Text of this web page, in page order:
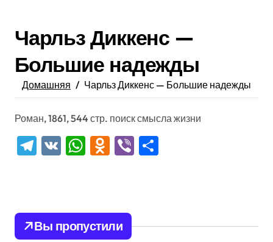
Чарльз Диккенс —
Большие надежды
Домашняя Чарльз Диккенс — Большие надежды
Роман, 1861, 544 стр. поиск смысла жизни
Telegram
VK WhatsApp
Odnoklassniki
Viber
Вы пропустили